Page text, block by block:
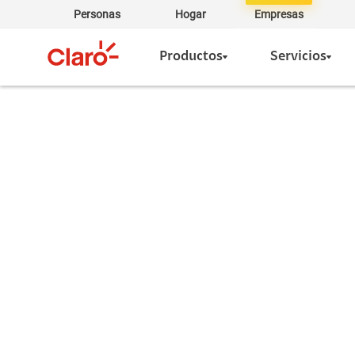
Personas Hogar Empresas
Productos Servicios